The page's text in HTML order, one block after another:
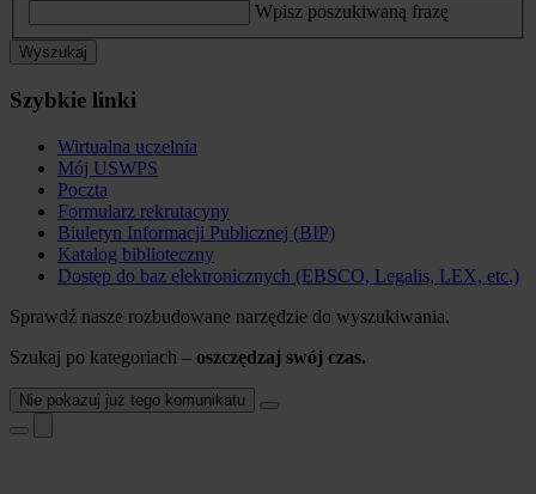
Wpisz poszukiwaną frazę
Wyszukaj
Szybkie linki
Wirtualna uczelnia
Mój USWPS
Poczta
Formularz rekrutacyny
Biuletyn Informacji Publicznej (BIP)
Katalog biblioteczny
Dostęp do baz elektronicznych (EBSCO, Legalis, LEX, etc.)
Sprawdź nasze rozbudowane narzędzie do wyszukiwania.
Szukaj po kategoriach – oszczędzaj swój czas.
Nie pokazuj już tego komunikatu